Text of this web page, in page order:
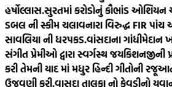
હર્ષોલ્લાસ.સુરતમાં કરોડોનું કૌભાંડ
ડબલ ની સ્કીમ ચલાવનારા વિરુદ્ધ FIR પાંચ
સાવલિયા ની ધરપકડ.વાંસદાના ગાંધીમેદાન
સંગીત પ્રેમીઓ દ્વારા સ્વર્ગસ્થ જયકિશનજીની
કરી તેમની યાદ માં મધુર હિન્દી ગીતોની
ઉજવણી કરી.વાસદા તાલુકા નો કેવડીનો